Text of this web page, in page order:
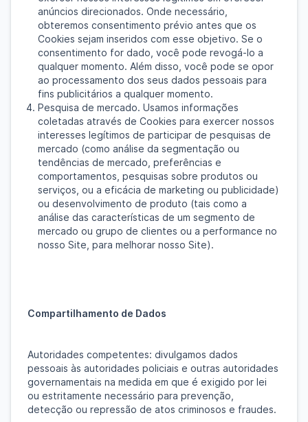
anúncios direcionados. Onde necessário,
obteremos consentimento prévio antes que os
Cookies sejam inseridos com esse objetivo. Se o
consentimento for dado, você pode revogá-lo a
qualquer momento. Além disso, você pode se opor
ao processamento dos seus dados pessoais para
fins publicitários a qualquer momento.
Pesquisa de mercado. Usamos informações
coletadas através de Cookies para exercer nossos
interesses legítimos de participar de pesquisas de
mercado (como análise da segmentação ou
tendências de mercado, preferências e
comportamentos, pesquisas sobre produtos ou
serviços, ou a eficácia de marketing ou publicidade)
ou desenvolvimento de produto (tais como a
análise das características de um segmento de
mercado ou grupo de clientes ou a performance no
nosso Site, para melhorar nosso Site).
Compartilhamento de Dados
Autoridades competentes: divulgamos dados
pessoais às autoridades policiais e outras autoridades
governamentais na medida em que é exigido por lei
ou estritamente necessário para prevenção,
detecção ou repressão de atos criminosos e fraudes.